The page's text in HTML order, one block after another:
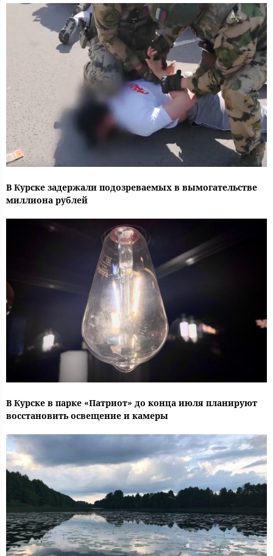
В Курске задержали подозреваемых в вымогательстве
миллиона рублей
В Курске в парке «Патриот» до конца июля планируют
восстановить освещение и камеры